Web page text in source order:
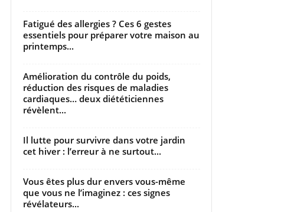
Fatigué des allergies ? Ces 6 gestes
essentiels pour préparer votre maison au
printemps...
Amélioration du contrôle du poids,
réduction des risques de maladies
cardiaques… deux diététiciennes
révèlent...
Il lutte pour survivre dans votre jardin
cet hiver : l’erreur à ne surtout...
Vous êtes plus dur envers vous-même
que vous ne l’imaginez : ces signes
révélateurs...